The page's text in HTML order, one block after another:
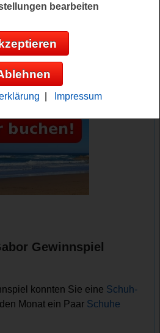
Gewinnspiel
konnten Sie eine Schuh-
Monat ein Paar Schuhe
bearbeiten
Impressum